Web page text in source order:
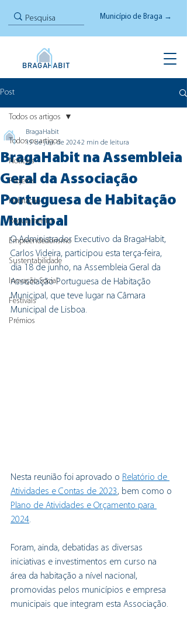
Município de Braga →
Post
Todos os artigos
Notícias
Projetos
Habitação
Regulamentos
Empreendedorismo
Sustentabilidade
Inovação Social
Festivais
Prémios
Todos os artigos
BragaHabit na Assembleia
Geral da Associação
Portuguesa de Habitação
Municipal
BragaHabit
19 de jun. de 20242 min de leitura
O Administrador Executivo da BragaHabit,
Carlos Videira, participou esta terça-feira,
dia 18 de junho, na Assembleia Geral da
Associação Portuguesa de Habitação
Municipal, que teve lugar na Câmara
Municipal de Lisboa.
Nesta reunião foi aprovado o Relatório de
Atividades e Contas de 2023, bem como o
Plano de Atividades e Orçamento para
2024.
Foram, ainda, debatidas as diversas
iniciativas e investimentos em curso na
área da habitação a nível nacional,
promovidas pelos municípios e empresa
municipais que integram esta Associação.